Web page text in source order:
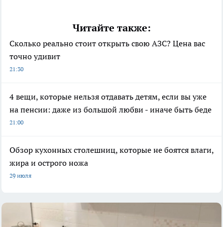
Читайте также:
Сколько реально стоит открыть свою АЗС? Цена вас
точно удивит
21:30
4 вещи, которые нельзя отдавать детям, если вы уже
на пенсии: даже из большой любви - иначе быть беде
21:00
Обзор кухонных столешниц, которые не боятся влаги,
жира и острого ножа
29 июля